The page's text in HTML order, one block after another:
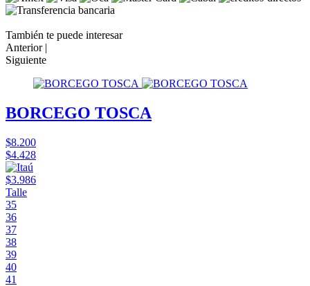
También te puede interesar
Anterior |
Siguiente
BORCEGO TOSCA
$8.200
$4.428
$3.986
Talle
35
36
37
38
39
40
41